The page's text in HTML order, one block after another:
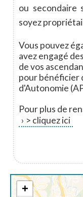
ou secondaire
soyez
Vous pouvez
avez engagé
de vos
pour bénéficier
d'Autonomie
Pour plus de
> cliquez ici
+